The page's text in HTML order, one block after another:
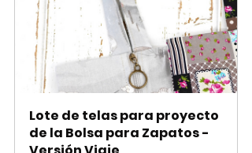
Lote de telas para proyecto
de la Bolsa para Zapatos -